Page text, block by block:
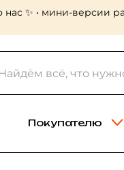
✨ • мини-версии
Покупателю